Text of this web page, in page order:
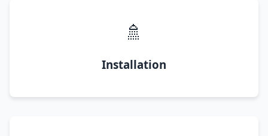
🚿
Installation